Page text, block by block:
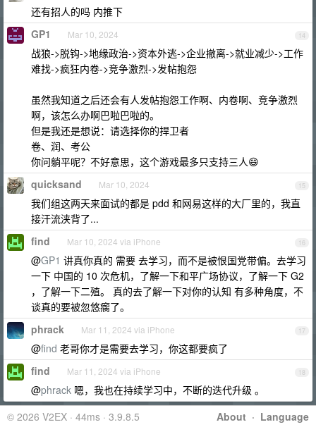
还有招人的吗 内推下
14
GP1 Mar 10, 2024
战狼->脱钩->地缘政治->资本外逃->企业撤离->就业减少->工作
难找->疯狂内卷->竞争激烈->发帖抱怨
虽然我知道之后还会有人发帖抱怨工作啊、内卷啊、竞争激烈
啊，该怎么办啊巴啦巴啦的。
但是我还是想说：请选择你的捍卫者
卷、润、考公
你问躺平呢？不好意思，这个游戏最多只支持三人😄
15
quicksand Mar 10, 2024
我们组这两天来面试的都是 pdd 和网易这样的大厂里的，我直
接汗流浃背了...
16
find Mar 10, 2024 via iPhone
@GP1 讲真你真的 需要 去学习，而不是被恨国党带偏。去学习
一下 中国的 10 次危机，了解一下和平广场协议，了解一下 G2
，了解一下二殖。 真的去了解一下对你的认知 有多种角度，不
谈真的要被忽悠瘸了。
17
phrack Mar 11, 2024 via iPhone
@find 老哥你才是需要去学习，你这都要疯了
18
find Mar 11, 2024 via iPhone
@phrack 嗯，我也在持续学习中，不断的迭代升级 。
About · Language
© 2026 V2EX · 44ms · 3.9.8.5